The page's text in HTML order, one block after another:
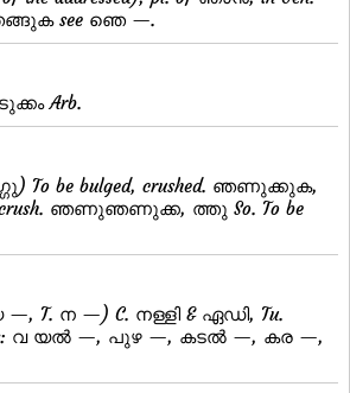
see ഞെ —.
Arb.
To be bulged, crushed. ഞണുക്കുക,
to crush. ഞണുഞണുക്ക, ത്തു So. To be
യ —, T. ന —) C. നള്ളി & ഏഡി, Tu.
വ യല്‍ —, പുഴ —, കടല്‍ —, കര —,